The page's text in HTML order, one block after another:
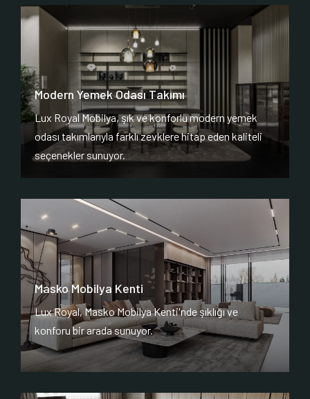
Modern Yemek Odası Takımı
Lux Royal Mobilya, şık ve konforlu modern yemek
odası takımlarıyla farklı zevklere hitap eden kaliteli
seçenekler sunuyor.
Masko Mobilya Kenti
Lux Royal, Masko Mobilya Kenti'nde şıklığı ve
konforu bir arada sunuyor.